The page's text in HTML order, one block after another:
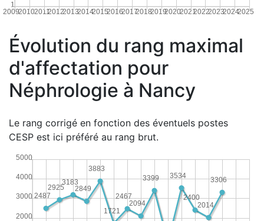
20092010201120122013201420152016201720182019202020212022202320242025
1
Évolution du rang maximal
d'affectation pour
Néphrologie à Nancy
Le rang corrigé en fonction des éventuels postes
CESP est ici préféré au rang brut.
2000
3000
4000
5000
3306
2014
2400
3534
3399
2094
2467
1721
3883
2849
3183
2925
2487